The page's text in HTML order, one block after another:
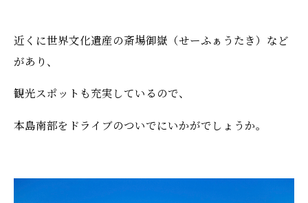
近くに世界文化遺産の斎場御嶽（せーふぁうたき）など
があり、
観光スポットも充実しているので、
本島南部をドライブのついでにいかがでしょうか。